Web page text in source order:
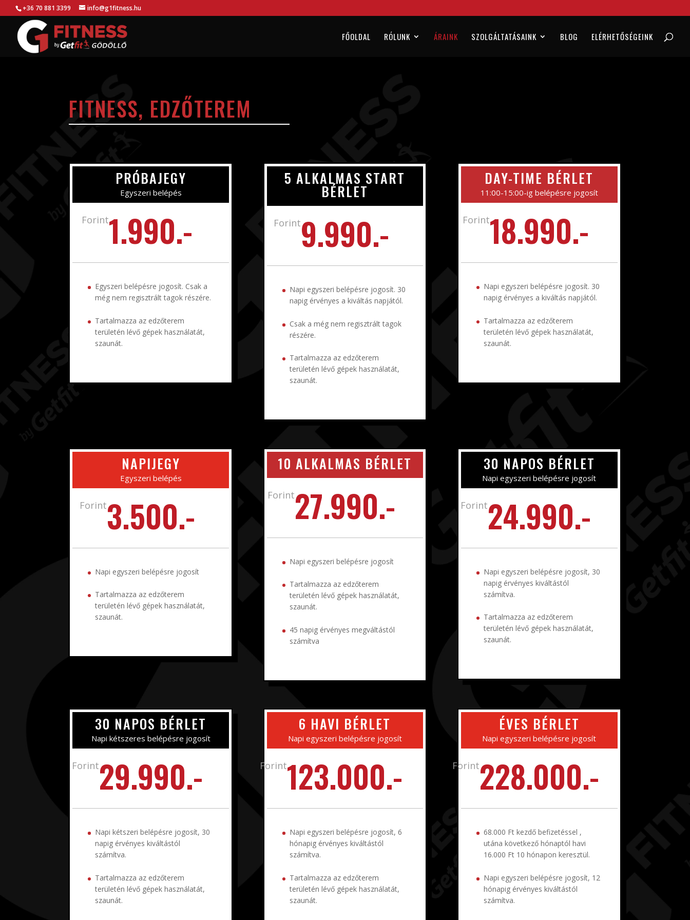
+36 70 881 3399 info@g1fitness.hu
FŐOLDAL RÓLUNK ÁRAINK SZOLGÁLTATÁSAINK BLOG ELÉRHETŐSÉGEINK
FITNESS, EDZŐTEREM
PRÓBAJEGY
Egyszeri belépés
Forint1.990.-
Egyszeri belépésre jogosít. Csak a
még nem regisztrált tagok részére.
Tartalmazza az edzőterem
területén lévő gépek használatát,
szaunát.
5 ALKALMAS START
BÉRLET
Forint9.990.-
Napi egyszeri belépésre jogosít. 30
napig érvényes a kiváltás napjától.
Csak a még nem regisztrált tagok
részére.
Tartalmazza az edzőterem
területén lévő gépek használatát,
szaunát.
DAY-TIME BÉRLET
11:00-15:00-ig belépésre jogosít
Forint18.990.-
Napi egyszeri belépésre jogosít. 30
napig érvényes a kiváltás napjától.
Tartalmazza az edzőterem
területén lévő gépek használatát,
szaunát.
NAPIJEGY
Egyszeri belépés
Forint3.500.-
Napi egyszeri belépésre jogosít
Tartalmazza az edzőterem
területén lévő gépek használatát,
szaunát.
10 ALKALMAS BÉRLET
Forint27.990.-
Napi egyszeri belépésre jogosít
Tartalmazza az edzőterem
területén lévő gépek használatát,
szaunát.
45 napig érvényes megváltástól
számítva
30 NAPOS BÉRLET
Napi egyszeri belépésre jogosít
Forint24.990.-
Napi egyszeri belépésre jogosít, 30
napig érvényes kiváltástól
számítva.
Tartalmazza az edzőterem
területén lévő gépek használatát,
szaunát.
30 NAPOS BÉRLET
Napi kétszeres belépésre jogosít
Forint29.990.-
Napi kétszeri belépésre jogosít, 30
napig érvényes kiváltástól
számítva.
Tartalmazza az edzőterem
területén lévő gépek használatát,
szaunát.
6 HAVI BÉRLET
Napi egyszeri belépésre jogosít
Forint123.000.-
Napi egyszeri belépésre jogosít, 6
hónapig érvényes kiváltástól
számítva.
Tartalmazza az edzőterem
területén lévő gépek használatát,
szaunát.
ÉVES BÉRLET
Napi egyszeri belépésre jogosít
Forint228.000.-
68.000 Ft kezdő befizetéssel ,
utána következő hónaptól havi
16.000 Ft 10 hónapon keresztül.
Napi egyszeri belépésre jogosít, 12
hónapig érvényes kiváltástól
számítva.